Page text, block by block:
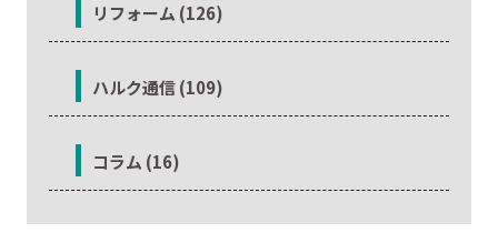
リフォーム (126)
ハルク通信 (109)
コラム (16)